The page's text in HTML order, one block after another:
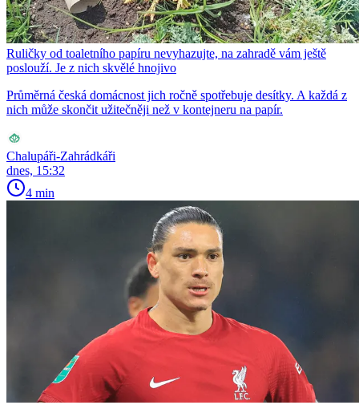
Ruličky od toaletního papíru nevyhazujte, na zahradě vám ještě
poslouží. Je z nich skvělé hnojivo
Průměrná česká domácnost jich ročně spotřebuje desítky. A každá z
nich může skončit užitečněji než v kontejneru na papír.
Chalupáři-Zahrádkáři
dnes, 15:32
4 min